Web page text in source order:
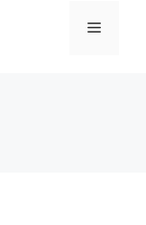
Menu